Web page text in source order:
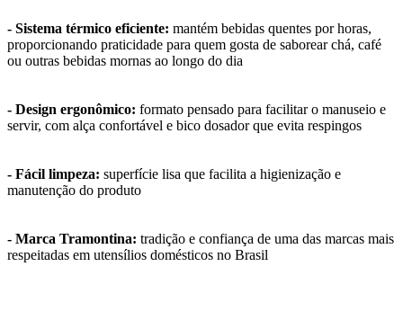
- Sistema térmico eficiente: mantém bebidas quentes por horas,
proporcionando praticidade para quem gosta de saborear chá, café
ou outras bebidas mornas ao longo do dia
- Design ergonômico: formato pensado para facilitar o manuseio e
servir, com alça confortável e bico dosador que evita respingos
- Fácil limpeza: superfície lisa que facilita a higienização e
manutenção do produto
- Marca Tramontina: tradição e confiança de uma das marcas mais
respeitadas em utensílios domésticos no Brasil